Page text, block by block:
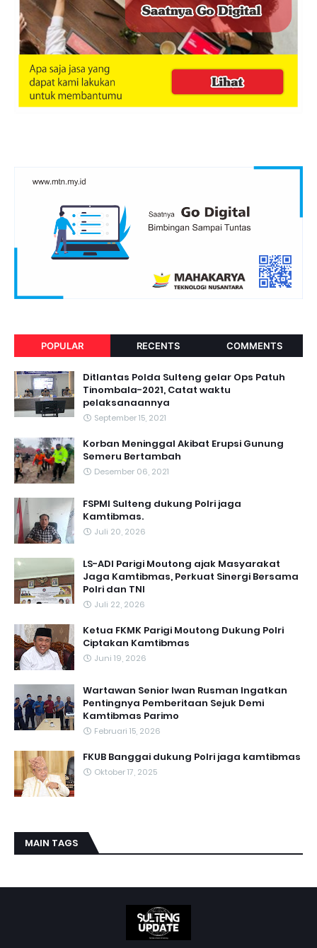
POPULAR RECENTS COMMENTS
Ditlantas Polda Sulteng gelar Ops Patuh
Tinombala-2021, Catat waktu
pelaksanaannya
September 15, 2021
Korban Meninggal Akibat Erupsi Gunung
Semeru Bertambah
Desember 06, 2021
FSPMI Sulteng dukung Polri jaga
Kamtibmas.
Juli 20, 2026
LS-ADI Parigi Moutong ajak Masyarakat
Jaga Kamtibmas, Perkuat Sinergi Bersama
Polri dan TNI
Juli 22, 2026
Ketua FKMK Parigi Moutong Dukung Polri
Ciptakan Kamtibmas
Juni 19, 2026
Wartawan Senior Iwan Rusman Ingatkan
Pentingnya Pemberitaan Sejuk Demi
Kamtibmas Parimo
Februari 15, 2026
FKUB Banggai dukung Polri jaga kamtibmas
Oktober 17, 2025
MAIN TAGS